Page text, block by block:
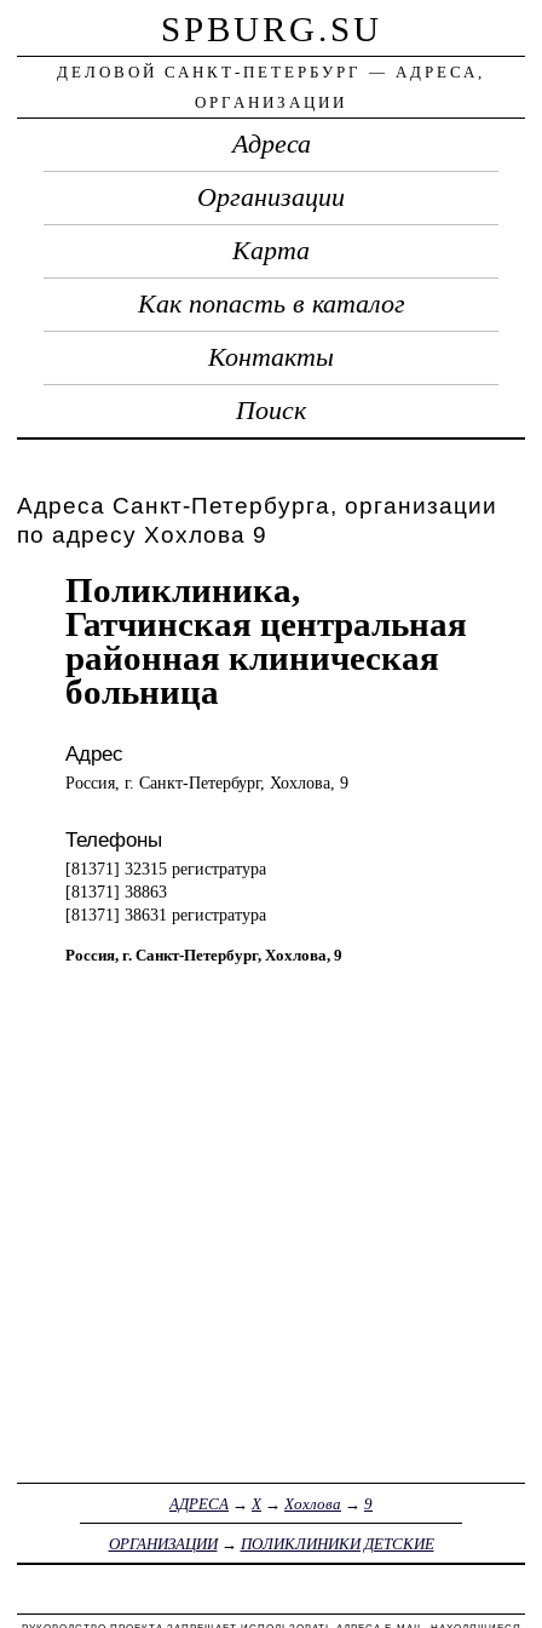
SPBURG.SU
ДЕЛОВОЙ САНКТ-ПЕТЕРБУРГ — АДРЕСА,
ОРГАНИЗАЦИИ
Адреса
Организации
Карта
Как попасть в каталог
Контакты
Поиск
Адреса Санкт-Петербурга, организации
по адресу Хохлова 9
Поликлиника,
Гатчинская центральная
районная клиническая
больница
Адрес
Россия, г. Санкт-Петербург, Хохлова, 9
Телефоны
[81371] 32315 регистратура
[81371] 38863
[81371] 38631 регистратура
Россия, г. Санкт-Петербург, Хохлова, 9
АДРЕСА → Х→ Хохлова → 9
ОРГАНИЗАЦИИ→ ПОЛИКЛИНИКИ ДЕТСКИЕ